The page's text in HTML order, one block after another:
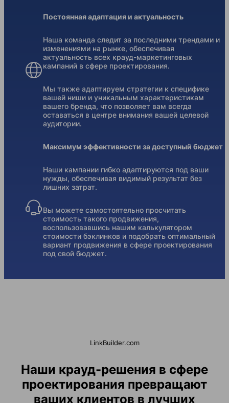
Постоянная адаптация и актуальность
Наша команда следит за последними трендами и
изменениями на рынке, обеспечивая
актуальность всех крауд-маркетинговых
кампаний в сфере проектирования.
Мы также адаптируем стратегии к специфике
вашей ниши и уникальным характеристикам
вашего бренда, что позволяет вам всегда
оставаться в центре внимания вашей целевой
аудитории.
Максимум эффективности за доступный бюджет
Наши кампании гибко адаптируются под ваши
нужды, обеспечивая видимый результат без
лишних затрат.
Вы можете самостоятельно просчитать
стоимость такого продвижения,
воспользовавшись нашим калькулятором
стоимости бэклинков и подобрать оптимальный
вариант продвижения в сфере проектирования
под свой бюджет.
LinkBuilder.com
Наши крауд-решения в сфере
проектирования превращают
ваших клиентов в лучших